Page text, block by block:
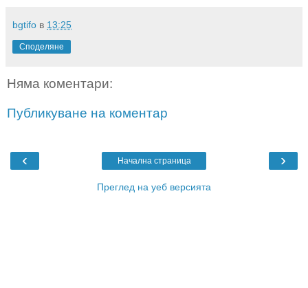
bgtifo в 13:25
Споделяне
Няма коментари:
Публикуване на коментар
‹ ›
Начална страница
Преглед на уеб версията